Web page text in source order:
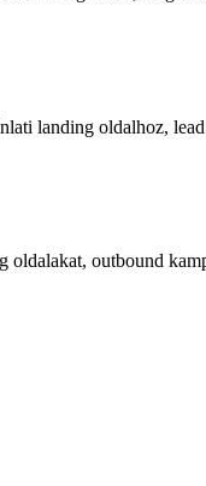
landing oldalhoz,
oldalakat, outbound